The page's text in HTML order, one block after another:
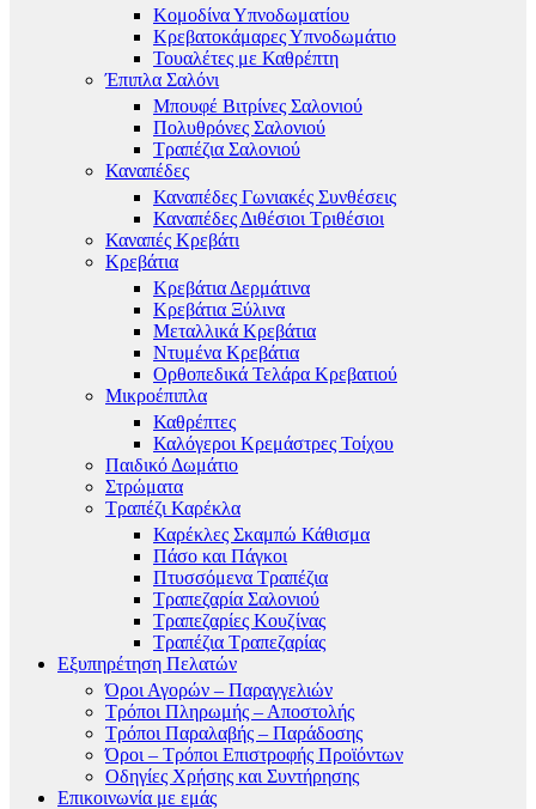
Κομοδίνα Υπνοδωματίου
Κρεβατοκάμαρες Υπνοδωμάτιο
Τουαλέτες με Καθρέπτη
Έπιπλα Σαλόνι
Μπουφέ Βιτρίνες Σαλονιού
Πολυθρόνες Σαλονιού
Τραπέζια Σαλονιού
Καναπέδες
Καναπέδες Γωνιακές Συνθέσεις
Καναπέδες Διθέσιοι Τριθέσιοι
Καναπές Κρεβάτι
Κρεβάτια
Κρεβάτια Δερμάτινα
Κρεβάτια Ξύλινα
Μεταλλικά Κρεβάτια
Ντυμένα Κρεβάτια
Ορθοπεδικά Τελάρα Κρεβατιού
Μικροέπιπλα
Καθρέπτες
Καλόγεροι Κρεμάστρες Τοίχου
Παιδικό Δωμάτιο
Στρώματα
Τραπέζι Καρέκλα
Καρέκλες Σκαμπώ Κάθισμα
Πάσο και Πάγκοι
Πτυσσόμενα Τραπέζια
Τραπεζαρία Σαλονιού
Τραπεζαρίες Κουζίνας
Τραπέζια Τραπεζαρίας
Εξυπηρέτηση Πελατών
Όροι Αγορών – Παραγγελιών
Τρόποι Πληρωμής – Αποστολής
Τρόποι Παραλαβής – Παράδοσης
Όροι – Τρόποι Επιστροφής Προϊόντων
Οδηγίες Χρήσης και Συντήρησης
Επικοινωνία με εμάς